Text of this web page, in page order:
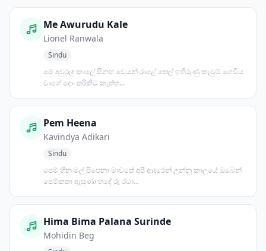
Me Awurudu Kale
Lionel Ranwala
Sindu
මේ අවුරුදු කාලේ සිනහ වෙයන් රාළේ තෙල් ඉහිරුණු කැවුම් ගෙඩිය
වාගේ දොං තරිකිට කැත්ත...
Pem Heena
Kavindya Adikari
Sindu
පෙම් හීන මල් පිපෙනා මාවතේ අපි ආදරෙන් උන්නු කාලයේ ඔබෙන්
පෙම්කතා ඇසුණා හදේ රූ රටා...
Hima Bima Palana Surinde
Mohidin Beg